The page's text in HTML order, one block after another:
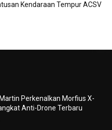
Kendaraan Tempur ACSV
Perkenalkan Morfius X-
Anti-Drone Terbaru